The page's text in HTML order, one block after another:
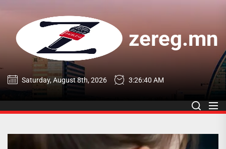
content
zereg.mn
zereg.mn
Saturday, August 8th, 2026 3:26:41 AM